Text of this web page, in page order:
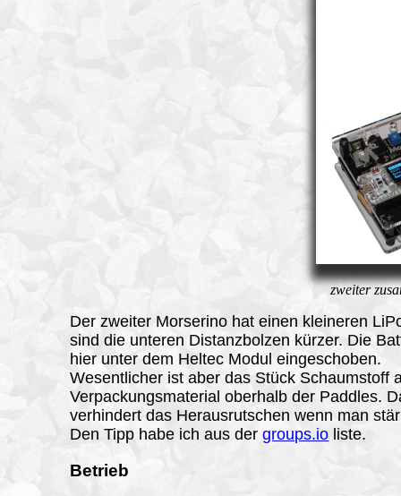
zweiter
Der zweiter Morserino hat einen kleineren
sind die unteren Distanzbolzen kürzer. Die
hier unter dem Heltec Modul eingeschoben.
Wesentlicher ist aber das Stück Schaumstoff
Verpackungsmaterial oberhalb der Paddles.
verhindert das Herausrutschen wenn man
Den Tipp habe ich aus dergroups.io liste.
Betrieb